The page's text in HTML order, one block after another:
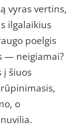
vyras vertins,
ilgalaikius
poelgis
— neigiamai?
į šiuos
o